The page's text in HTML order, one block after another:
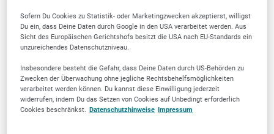
20
Sofern Du Cookies zu Statistik- oder Marketingzwecken akzeptierst, willigst
Du ein, dass Deine Daten durch Google in den USA verarbeitet werden. Aus
Sicht des Europäischen Gerichtshofs besitzt die USA nach EU-Standards ein
unzureichendes Datenschutzniveau.
Insbesondere besteht die Gefahr, dass Deine Daten durch US-Behörden zu
Zwecken der Überwachung ohne jegliche Rechtsbehelfsmöglichkeiten
verarbeitet werden können. Du kannst diese Einwilligung jederzeit
widerrufen, indem Du das Setzen von Cookies auf Unbedingt erforderlich
Cookies beschränkst. Datenschutzhinweise Impressum